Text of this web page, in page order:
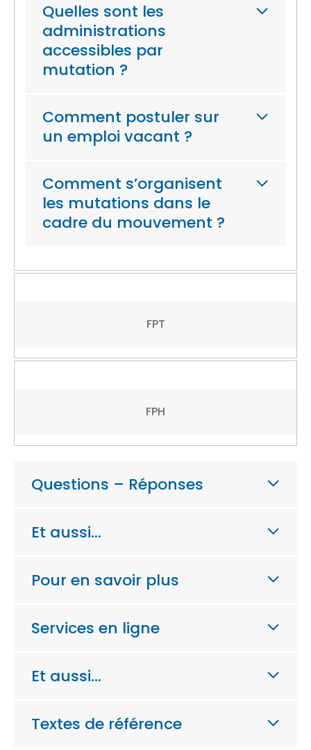
Quelles sont les
administrations
accessibles par
mutation ?
Comment postuler sur
un emploi vacant ?
Comment s’organisent
les mutations dans le
cadre du mouvement ?
FPT
FPH
Questions – Réponses
Et aussi…
Pour en savoir plus
Services en ligne
Et aussi…
Textes de référence